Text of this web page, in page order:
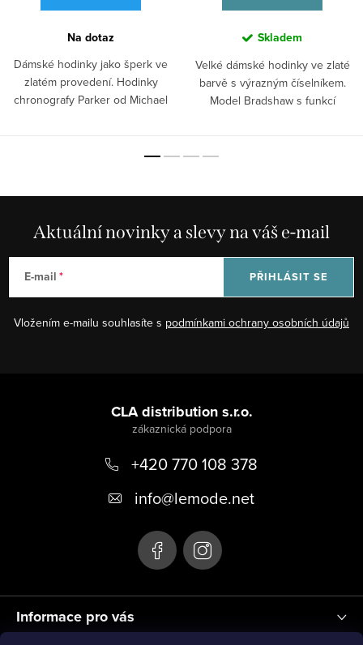
Na dotaz
Dámské hodinky jako šperk ve
zlatém provedení. Hodinky
chronografy Parker od Michael
Skladem
Velké dámské hodinky ve zlaté
barvě s výrazným číselníkem.
Model Bradshaw s funkcí
Aktuální novinky a slevy na váš e-mail
E-mail
Vložením e-mailu souhlasíte s podmínkami ochrany osobních údajů
PŘIHLÁSIT SE
Informace pro vás
CLA distribution s.r.o.
+420 770 108 378
info@lemode.net